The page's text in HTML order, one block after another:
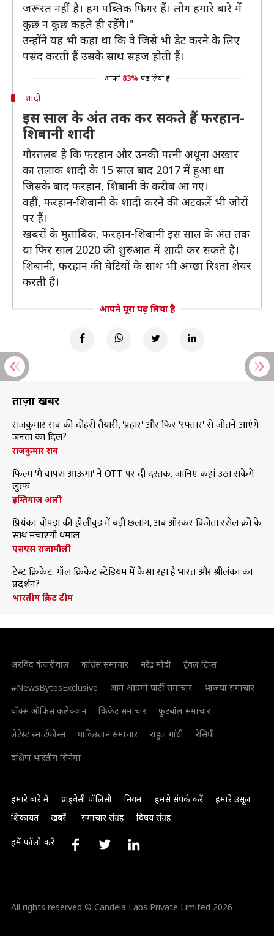
जरूरत नहीं है। हम पब्लिक फिगर हैं। लोग हमारे बारे में
कुछ न कुछ कहते ही रहेंगे।"
उन्होंने यह भी कहा था कि वे जिसे भी डेट करने के लिए
पसंद करती हैं उसके साथ सहज होती हैं।
आपने 83% पढ़ लिया है
शादी
इस साल के अंत तक कर सकते हैं फरहान-
शिबानी शादी
गौरतलब है कि फरहान और उनकी पत्नी अधूना अख्तर
का तलाक शादी के 15 साल बाद 2017 में हुआ था
जिसके बाद फरहान, शिबानी के करीब आ गए।
वहीं, फरहान-शिबानी के शादी करने की अटकलें भी ज़ोरों
पर हैं।
खबरों के मुताबिक, फरहान-शिबानी इस साल के अंत तक
या फिर साल 2020 की शुरुआत में शादी कर सकते हैं।
शिबानी, फरहान की बेटियों के साथ भी अच्छा रिश्ता शेयर
करती हैं।
आपने पूरा पढ़ लिया है
ताज़ा खबरें
राजकुमार राव की दोहरी तैयारी, 'प्रहार' और फिर 'रफ्तार' से जीतने आएंगे
जनता का दिल?
राजकुमार राव
फिल्म 'मैं वापस आऊंगा' ने OTT पर दी दस्तक, जानिए कहां उठा सकेंगे
लुत्फ
इम्तियाज अली
प्रियंका चोपड़ा की हॉलीवुड में बड़ी छलांग, अब ऑस्कर विजेता रसेल क्रो के
साथ मचाएंगी धमाल
एसएस राजामौली
टेस्ट क्रिकेट: गॉल क्रिकेट स्टेडियम में कैसा रहा है भारत और श्रीलंका का
प्रदर्शन?
भारतीय क्रिकेट टीम
अरविंद केजरीवाल कांग्रेस समाचार नरेंद्र मोदी
ट्रैवल टिप्स
#NewsBytesExclusive
आम आदमी पार्टी समाचार
भाजपा समाचार
बॉक्स ऑफिस कलेक्शन
क्रिकेट समाचार
फुटबॉल समाचार
लेटेस्ट स्मार्टफोन्स
पाकिस्तान समाचार राहुल गांधी
रेसिपी
दक्षिण भारतीय सिनेमा
हमारे बारे में प्राइवेसी पॉलिसी नियम हमसे संपर्क करें
हमारे उसूल
शिकायत
खबरें समाचार संग्रह विषय संग्रह
हमें फॉलो करें
All rights reserved © Candela Labs Private Limited 2026